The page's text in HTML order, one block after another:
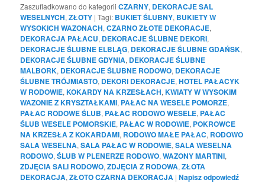
Zaszufladkowano do kategorii CZARNY, DEKORACJE SAL
WESELNYCH,ZŁOTY |Tagi: BUKIET ŚLUBNY, BUKIETY W
WYSOKICH WAZONACH,CZARNO ZŁOTE DEKORACJE,
DEKORACJA PAŁACU, DEKORACJE ŚLUBNE DEKORI,
DEKORACJE ŚLUBNE ELBLĄG, DEKORACJE ŚLUBNE GDAŃSK,
DEKORACJE ŚLUBNE GDYNIA, DEKORACJE ŚLUBNE
MALBORK, DEKORACJE ŚLUBNE RODOWO, DEKORACJE
ŚLUBNE TRÓJMIASTO, DEKORI DEKORACJE,HOTEL PAŁACYK
W RODOWIE,KOKARDY NA KRZESŁACH,KWIATY W WYSOKIM
WAZONIE Z KRYSZTAŁKAMI, PAŁAC NA WESELE POMORZE,
PAŁAC RODOWE ŚLUB, PAŁAC RODOWO WESELE, PAŁAC
ŚLUB WESELE POMORSKIE, PAŁAC W RODOWIE, POKROWCE
NA KRZESŁA Z KOKARDAMI, RODOWO MAŁE PAŁAC, RODOWO
SALA WESELNA,SALA PAŁAC W RODOWIE,SALA WESELNA
RODOWO,ŚLUB W PLENERZE RODOWO,WAZONY MARTINI,
ZDJĘCIA SALI RODOWO,ZDJĘCIA Z RODOWA,ZŁOTA
DEKORACJA,ZŁOTO CZARNA DEKORACJA |Napisz odpowiedź